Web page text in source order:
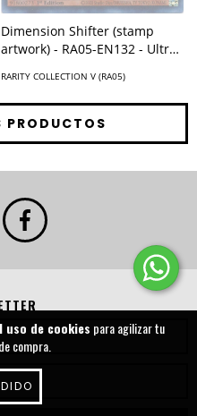
uso de cookies para agilizar tu
compra.
Dimension Shifter (stamp
artwork) - RA05-EN132 - Ultra
RARITY COLLECTION V (RA05)
PRODUCTOS